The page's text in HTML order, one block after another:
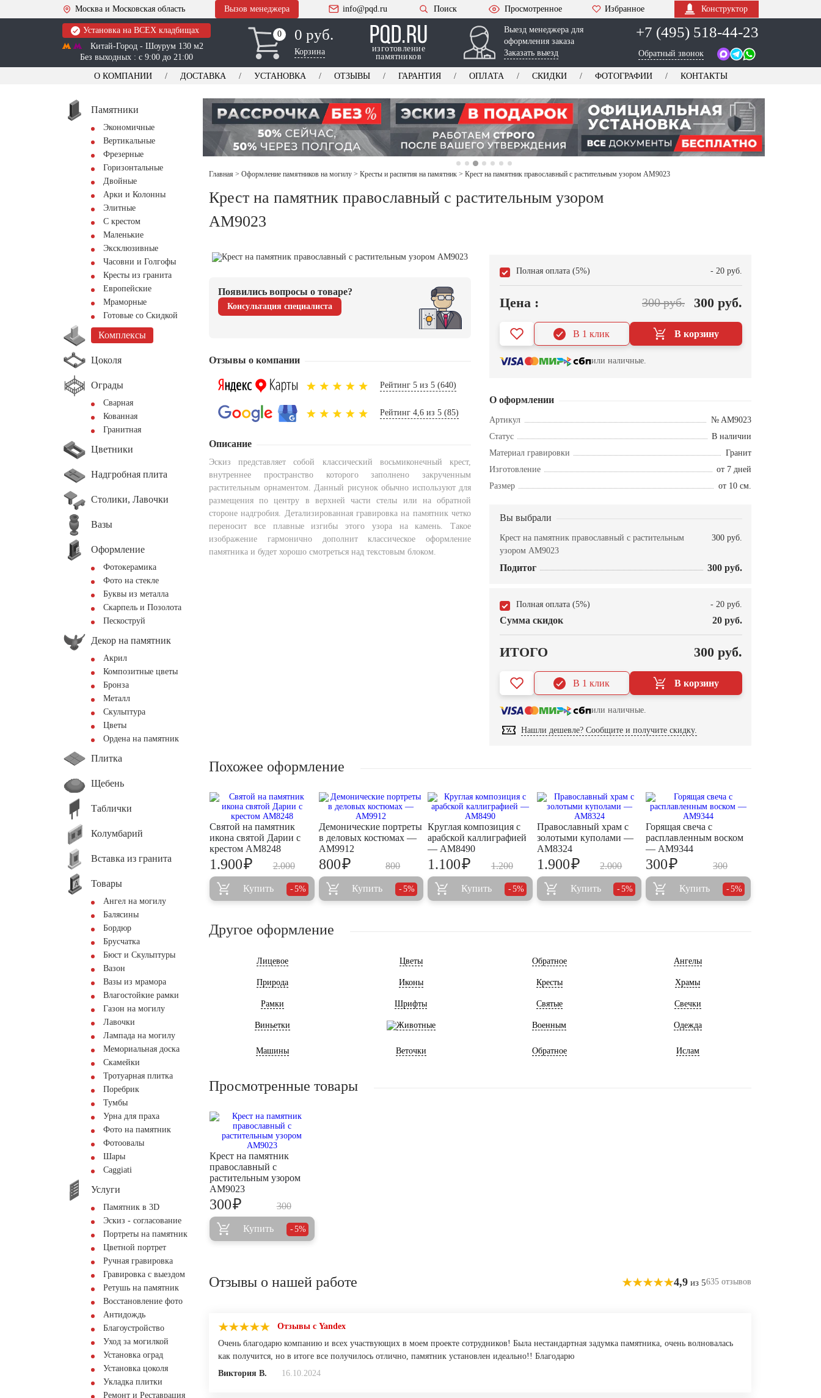
Москва и Московская область Вызов менеджера info@pqd.ru Поиск Просмотренное Избранное Конструктор
Установка на ВСЕХ кладбищах
Китай-Город - Шоурум 130 м2
Без выходных : с 9:00 до 21:00
0
0 0 руб.
Корзина
изготовление
памятников
Выезд менеджера для
оформления заказа
Заказать выезд
+7 (495) 518-44-23
Обратный звонок
О КОМПАНИИ ДОСТАВКА УСТАНОВКА ОТЗЫВЫ ГАРАНТИЯ ОПЛАТА СКИДКИ ФОТОГРАФИИ КОНТАКТЫ
Памятники
Экономичные
Вертикальные
Фрезерные
Горизонтальные
Двойные
Арки и Колонны
Элитные
С крестом
Маленькие
Эксклюзивные
Часовни и Голгофы
Кресты из гранита
Европейские
Мраморные
Готовые со Скидкой
Комплексы
Цоколя
Ограды
Сварная
Кованная
Гранитная
Цветники
Надгробная плита
Столики, Лавочки
Вазы
Оформление
Фотокерамика
Фото на стекле
Буквы из металла
Скарпель и Позолота
Пескоструй
Декор на памятник
Акрил
Композитные цветы
Бронза
Металл
Скульптура
Цветы
Ордена на памятник
Плитка
Щебень
Таблички
Колумбарий
Вставка из гранита
Товары
Ангел на могилу
Балясины
Бордюр
Брусчатка
Бюст и Скульптуры
Вазон
Вазы из мрамора
Влагостойкие рамки
Газон на могилу
Лавочки
Лампада на могилу
Мемориальная доска
Скамейки
Тротуарная плитка
Поребрик
Тумбы
Урна для праха
Фото на памятник
Фотоовалы
Шары
Сaggiati
Услуги
Памятник в 3D
Эскиз - согласование
Портреты на памятник
Цветной портрет
Ручная гравировка
Гравировка с выездом
Ретушь на памятник
Восстановление фото
Антидождь
Благоустройство
Уход за могилкой
Установка оград
Установка цоколя
Укладка плитки
Ремонт и Реставрация
Главная > Оформление памятников на могилу > Кресты и распятия на памятник > Крест на памятник православный с растительным узором AM9023
Крест на памятник православный с растительным узором
AM9023
Появились вопросы о товаре?
Консультация специалиста
Отзывы о компании
Рейтинг 5 из 5 (640)
Рейтинг 4,6 из 5 (85)
Описание
Эскиз представляет собой классический восьмиконечный крест,
внутреннее пространство которого заполнено закрученным
растительным орнаментом. Данный рисунок обычно используют для
размещения по центру в верхней части стелы или на обратной
стороне надгробия. Детализированная гравировка на памятник четко
переносит все плавные изгибы этого узора на камень. Такое
изображение гармонично дополнит классическое оформление
памятника и будет хорошо смотреться над текстовым блоком.
Полная оплата (5%) - 20 руб.
Цена : 300 руб. 300 руб.
В корзину
В 1 клик
или наличные.
О оформлении
Артикул
№ AM9023
Статус
В наличии
Материал гравировки
Гранит
Изготовление
от 7 дней
Размер
от 10 см.
Вы выбрали
Крест на памятник православный с растительным
узором AM9023
300 руб.
Подитог 300 руб.
Полная оплата (5%) - 20 руб.
Сумма скидок 20 руб.
ИТОГО 300 руб.
В корзину
В 1 клик
или наличные.
Нашли дешевле? Сообщите и получите скидку.
Похожее оформление
Святой на памятник
икона святой Дарии с
крестом AM8248
2.000
1.900₽
Купить 5%
Демонические портреты
в деловых костюмах —
AM9912
800
800₽
Купить 5%
Круглая композиция с
арабской каллиграфией
— AM8490
1.200
1.100₽
Купить 5%
Православный храм с
золотыми куполами —
AM8324
2.000
1.900₽
Купить 5%
Горящая свеча с
расплавленным воском
— AM9344
300
300₽
Купить 5%
Другое оформление
Лицевое Цветы Обратное Ангелы
Природа Иконы Кресты Храмы
Рамки Шрифты Святые Свечки
Виньетки Животные Военным Одежда
Машины Веточки Обратное Ислам
Просмотренные товары
Крест на памятник
православный с
растительным узором
AM9023
300
300₽
Купить 5%
Отзывы о нашей работе 4,9 из 5635 отзывов
Отзывы с Yandex
Очень благодарю компанию и всех участвующих в моем проекте сотрудников! Была нестандартная задумка памятника, очень волновалась
как получится, но в итоге все получилось отлично, памятник установлен идеально!! Благодарю
Виктория В.
16.10.2024